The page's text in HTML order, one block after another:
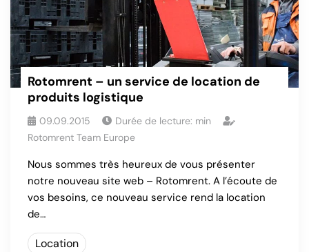
Rotomrent – un service de location de
produits logistique
09.09.2015 Durée de lecture: min
Rotomrent Team Europe
Nous sommes très heureux de vous présenter
notre nouveau site web – Rotomrent. A l’écoute de
vos besoins, ce nouveau service rend la location
de…
Location